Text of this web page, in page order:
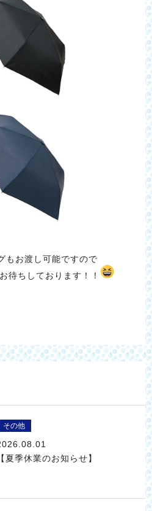
もお渡し可能ですので
待ちしております！！
その他
【夏季休業のお知らせ】